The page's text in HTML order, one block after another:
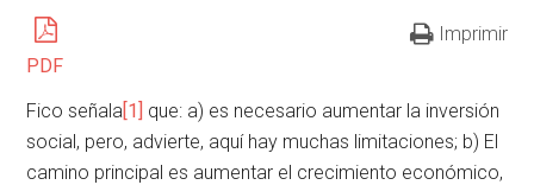
PDF
Imprimir
Fico señala[1] que: a) es necesario aumentar la inversión
social, pero, advierte, aquí hay muchas limitaciones; b) El
camino principal es aumentar el crecimiento económico,